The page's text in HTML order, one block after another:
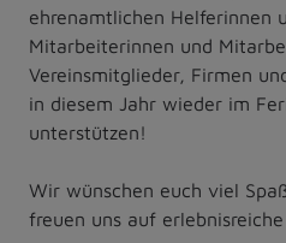
ehrenamtlichen Helferinnen
Mitarbeiterinnen und
Vereinsmitglieder, Firmen
in diesem Jahr wieder im
unterstützen!
Wir wünschen euch viel
freuen uns auf